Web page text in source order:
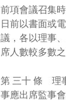
前項會議召集
日前以書面或
議，各以理事
席人數較多數
第 三十 條 理
事應出席監事